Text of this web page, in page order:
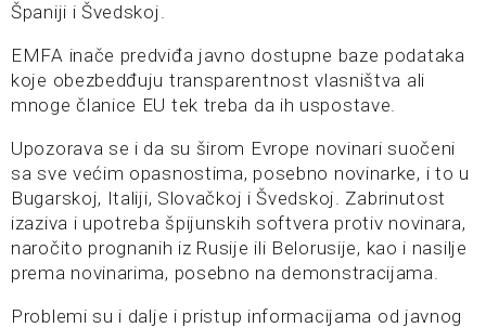
Španiji i Švedskoj.
EMFA inače predviđa javno dostupne baze podataka
koje obezbedđuju transparentnost vlasništva ali
mnoge članice EU tek treba da ih uspostave.
Upozorava se i da su širom Evrope novinari suočeni
sa sve većim opasnostima, posebno novinarke, i to u
Bugarskoj, Italiji, Slovačkoj i Švedskoj. Zabrinutost
izaziva i upotreba špijunskih softvera protiv novinara,
naročito prognanih iz Rusije ili Belorusije, kao i nasilje
prema novinarima, posebno na demonstracijama.
Problemi su i dalje i pristup informacijama od javnog